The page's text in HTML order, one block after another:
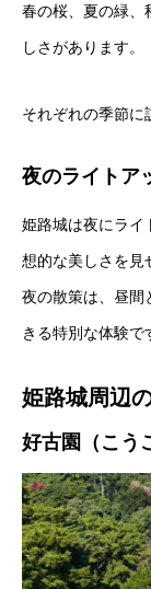
春の桜、夏の緑、
しさがあります。
それぞれの季節に
夜のライトア
姫路城は夜にライ
想的な美しさを見
夜の散策は、昼間
きる特別な体験で
姫路城周辺
好古園（こう